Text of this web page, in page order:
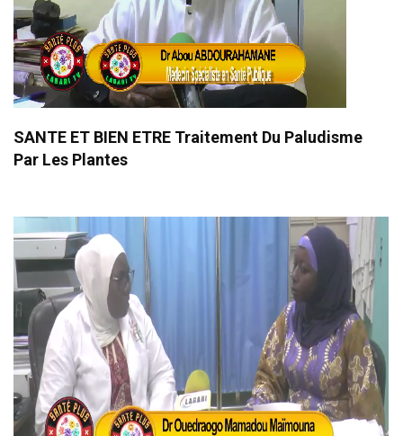
SANTE ET BIEN ETRE Traitement Du Paludisme
Par Les Plantes